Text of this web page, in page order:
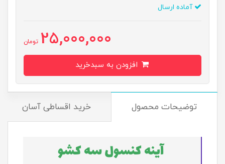
آماده ارسال
25,000,000 تومان
توضیحات محصول خرید اقساطی آسان
آینه کنسول سه کشو